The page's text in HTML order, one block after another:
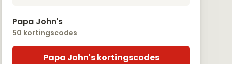
Papa John's
50 kortingscodes
Papa John's kortingscodes